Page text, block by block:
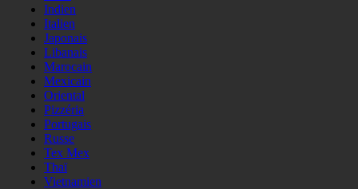
Indien
Italien
Japonais
Libanais
Marocain
Mexicain
Oriental
Pizzéria
Portugais
Russe
Tex Mex
Thaï
Vietnamien